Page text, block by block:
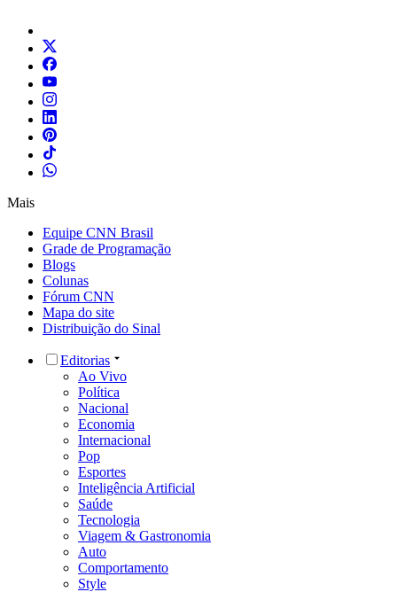
Mais
Equipe CNN Brasil
Grade de Programação
Blogs
Colunas
Fórum CNN
Mapa do site
Distribuição do Sinal
Editorias
Ao Vivo
Política
Nacional
Economia
Internacional
Pop
Esportes
Inteligência Artificial
Saúde
Tecnologia
Viagem & Gastronomia
Auto
Comportamento
Style